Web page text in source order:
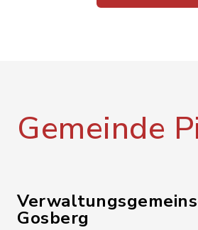
Gemeinde
Gosberg